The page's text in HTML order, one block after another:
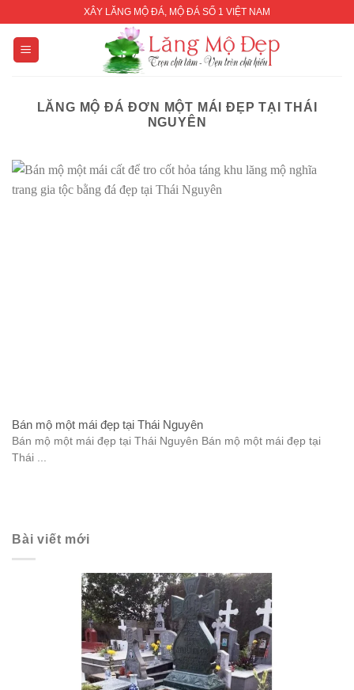
content
XÂY LĂNG MỘ ĐÁ, MỘ ĐÁ SỐ 1 VIỆT NAM
LĂNG MỘ ĐÁ ĐƠN MỘT MÁI ĐẸP TẠI THÁI
NGUYÊN
Bán mộ một mái đẹp tại Thái Nguyên
Bán mộ một mái đẹp tại Thái Nguyên Bán mộ một mái đẹp tại
Thái ...
Bài viết mới